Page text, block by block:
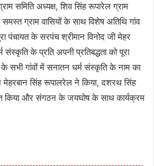
समिति अध्यक्ष, शिव सिंह रूपारेल ग्राम
समस्त ग्राम वासियों के साथ विशेष अतिथि गांव
पंचायत के सरपंच श्रीमान विनोद जी मेहर
के प्रति अपनी प्रतिबद्धता को पूरा
सभी गांवों में सनातन धर्म संस्कृति के नाम का
मेहरबान सिंह रूपालरेल ने किया, दशरथ सिंह
किया और संगठन के जयघोष के साथ कार्यक्रम